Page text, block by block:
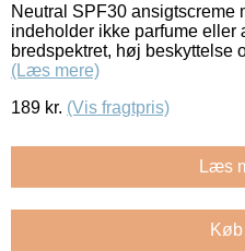
Neutral SPF30 ansigtscreme
indeholder ikke parfume eller
bredspektret, høj beskyttelse
(Læs mere)
189 kr. (Vis fragtpris)
Læs